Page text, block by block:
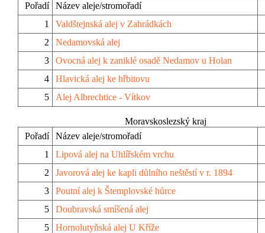
Pořadí
Název aleje/stromořadí
1
Valdštejnská alej v Zahrádkách
2
Nedamovská alej
3
Ovocná alej k zaniklé osadě Nedamov u Holan
4
Hlavická alej ke hřbitovu
5
Alej Albrechtice - Vítkov
Moravskoslezský kraj
Pořadí
Název aleje/stromořadí
1
Lipová alej na Uhlířském vrchu
2
Javorová alej ke kapli důlního neštěstí v r. 1894
3
Poutní alej k Štemplovské hůrce
5
Doubravská smíšená alej
5
Hornolutyňská alej U Kříže